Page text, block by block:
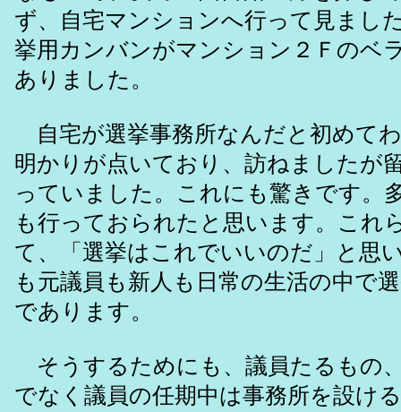
ず、自宅マンションへ行って見まし
挙用カンバンがマンション２Ｆのベ
ありました。
自宅が選挙事務所なんだと初めて
明かりが点いており、訪ねましたが
っていました。これにも驚きです。
も行っておられたと思います。これ
て、「選挙はこれでいいのだ」と思
も元議員も新人も日常の生活の中で
であります。
そうするためにも、議員たるもの
でなく議員の任期中は事務所を設け